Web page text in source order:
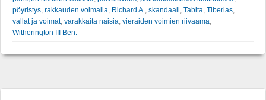
pöyristys, rakkauden voimalla, Richard A., skandaali, Tabita, Tiberias,
vallat ja voimat, varakkaita naisia, vieraiden voimien riivaama,
Witherington III Ben.